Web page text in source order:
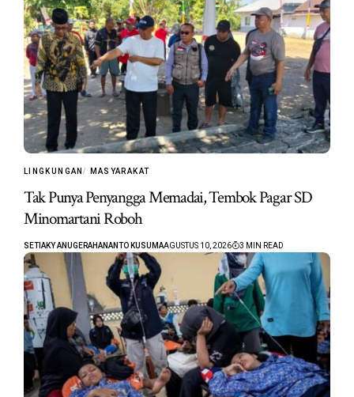
LINGKUNGAN MASYARAKAT
Tak Punya Penyangga Memadai, Tembok Pagar SD
Minomartani Roboh
SETIAKY ANUGERAHANANTO KUSUMAAGUSTUS 10, 2026 3 MIN READ